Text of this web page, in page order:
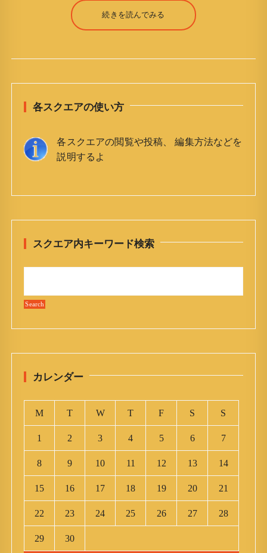
続きを読んでみる
各スクエアの使い方
各スクエアの閲覧や投稿、 編集方法などを
説明するよ
スクエア内キーワード検索
カレンダー
M T W T F S S
1 2 3 4 5 6 7
8 9 10 11 12 13 14
15 16 17 18 19 20 21
22 23 24 25 26 27 28
29 30